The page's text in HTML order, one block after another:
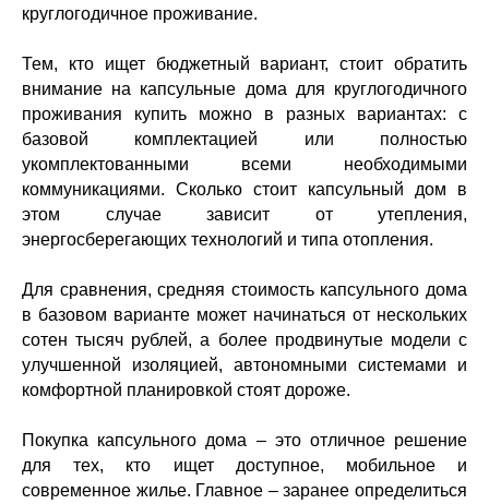
круглогодичное проживание.
Тем, кто ищет бюджетный вариант, стоит обратить
внимание на капсульные дома для круглогодичного
проживания купить можно в разных вариантах: с
базовой комплектацией или полностью
укомплектованными всеми необходимыми
коммуникациями. Сколько стоит капсульный дом в
этом случае зависит от утепления,
энергосберегающих технологий и типа отопления.
Для сравнения, средняя стоимость капсульного дома
в базовом варианте может начинаться от нескольких
сотен тысяч рублей, а более продвинутые модели с
улучшенной изоляцией, автономными системами и
комфортной планировкой стоят дороже.
Покупка капсульного дома – это отличное решение
для тех, кто ищет доступное, мобильное и
современное жилье. Главное – заранее определиться